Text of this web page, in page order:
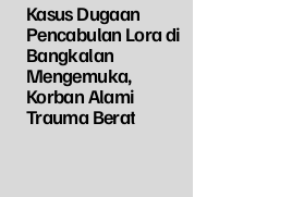
Kasus Dugaan
Pencabulan Lora di
Bangkalan
Mengemuka,
Korban Alami
Trauma Berat